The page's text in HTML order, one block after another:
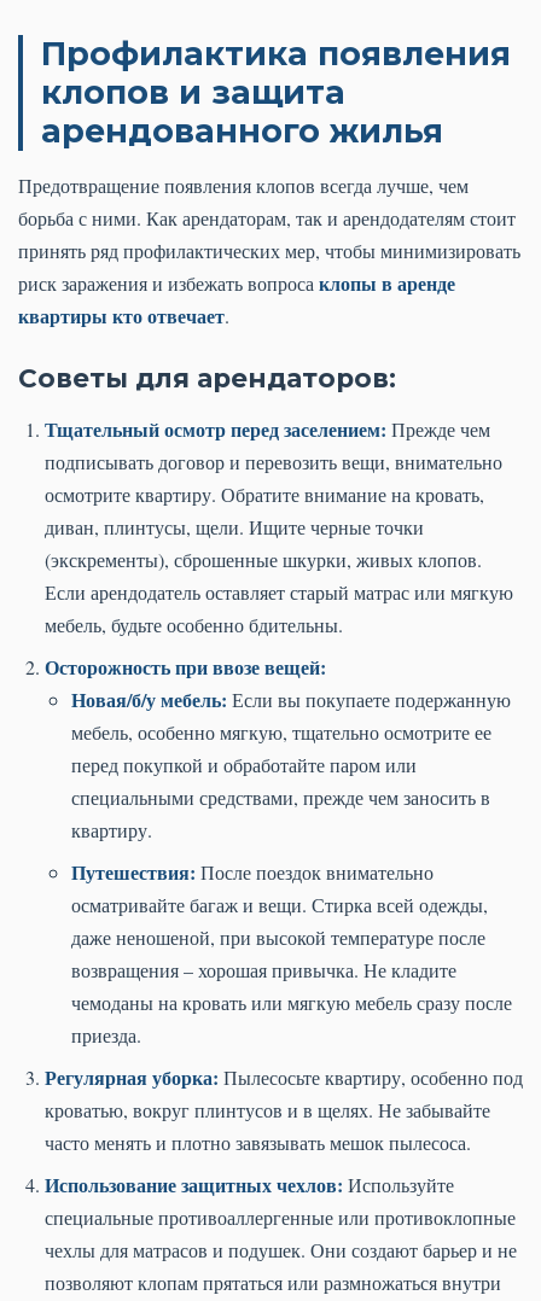
Профилактика появления
клопов и защита
арендованного жилья
Предотвращение появления клопов всегда лучше, чем
борьба с ними. Как арендаторам, так и арендодателям стоит
принять ряд профилактических мер, чтобы минимизировать
риск заражения и избежать вопросаклопы в аренде
квартиры кто отвечает.
Советы для арендаторов:
Тщательный осмотр перед заселением: Прежде чем
подписывать договор и перевозить вещи, внимательно
осмотрите квартиру. Обратите внимание на кровать,
диван, плинтусы, щели. Ищите черные точки
(экскременты), сброшенные шкурки, живых клопов.
Если арендодатель оставляет старый матрас или мягкую
мебель, будьте особенно бдительны.
Осторожность при ввозе вещей:
Новая/б/у мебель: Если вы покупаете подержанную
мебель, особенно мягкую, тщательно осмотрите ее
перед покупкой и обработайте паром или
специальными средствами, прежде чем заносить в
квартиру.
Путешествия: После поездок внимательно
осматривайте багаж и вещи. Стирка всей одежды,
даже неношеной, при высокой температуре после
возвращения – хорошая привычка. Не кладите
чемоданы на кровать или мягкую мебель сразу после
приезда.
Регулярная уборка: Пылесосьте квартиру, особенно под
кроватью, вокруг плинтусов и в щелях. Не забывайте
часто менять и плотно завязывать мешок пылесоса.
Использование защитных чехлов: Используйте
специальные противоаллергенные или противоклопные
чехлы для матрасов и подушек. Они создают барьер и не
позволяют клопам прятаться или размножаться внутри